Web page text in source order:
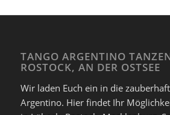
TANGO ARGENTINO
ROSTOCK, AN DER OSTSEE
Wir laden Euch ein in die
Argentino. Hier findet Ihr